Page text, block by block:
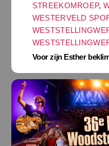
STREEKOMROEP,
WESTERVELD
Voor zijn Esther